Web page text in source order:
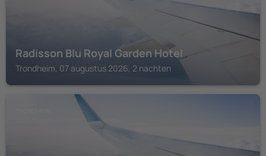
Radisson Blu Royal Garden Hotel
Trondheim, 07 augustus 2026, 2 nachten